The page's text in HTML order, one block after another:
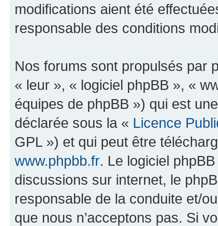
modifications aient été
responsable des conditions
Nos forums sont propulsés par
« leur », « logiciel phpBB », «
équipes de phpBB ») qui est
déclarée sous la « Licence
GPL ») et qui peut être
www.phpbb.fr. Le logiciel
discussions sur internet, le
responsable de la conduite et/
que nous n’acceptons pas. Si